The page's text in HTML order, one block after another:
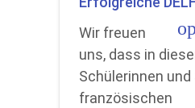
Wir freuen
uns, dass in
Schülerinnen und
französischen